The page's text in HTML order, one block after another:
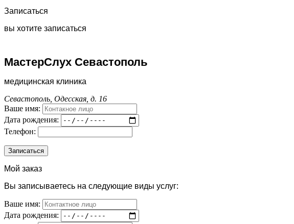
Записаться
вы хотите записаться
МастерСлух Севастополь
медицинская клиника
Севастополь, Одесская, д. 16
Ваше имя:
Дата рождения:
Телефон:
Мой заказ
Вы записываетесь на следующие виды услуг:
Ваше имя:
Дата рождения: